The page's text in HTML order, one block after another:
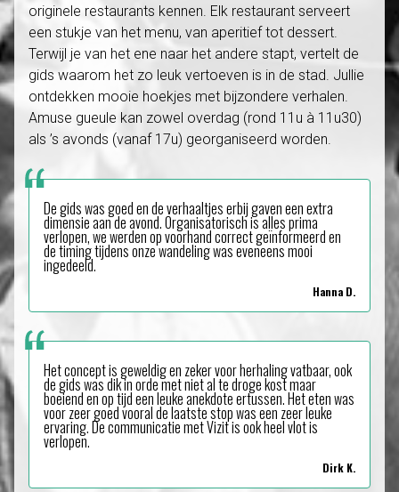
originele restaurants kennen. Elk restaurant serveert
een stukje van het menu, van aperitief tot dessert.
Terwijl je van het ene naar het andere stapt, vertelt de
gids waarom het zo leuk vertoeven is in de stad. Jullie
ontdekken mooie hoekjes met bijzondere verhalen.
Amuse gueule kan zowel overdag (rond 11u à 11u30)
als ’s avonds (vanaf 17u) georganiseerd worden.
De gids was goed en de verhaaltjes erbij gaven een extra
dimensie aan de avond. Organisatorisch is alles prima
verlopen, we werden op voorhand correct geïnformeerd en
de timing tijdens onze wandeling was eveneens mooi
ingedeeld.
Hanna D.
Het concept is geweldig en zeker voor herhaling vatbaar, ook
de gids was dik in orde met niet al te droge kost maar
boeiend en op tijd een leuke anekdote ertussen. Het eten was
voor zeer goed vooral de laatste stop was een zeer leuke
ervaring. De communicatie met Vizit is ook heel vlot is
verlopen.
Dirk K.